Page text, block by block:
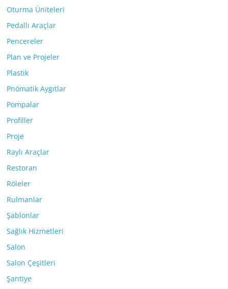
Oturma Üniteleri
Pedallı Araçlar
Pencereler
Plan ve Projeler
Plastik
Pnömatik Aygıtlar
Pompalar
Profiller
Proje
Raylı Araçlar
Restoran
Röleler
Rulmanlar
Şablonlar
Sağlık Hizmetleri
Salon
Salon Çeşitleri
Şantiye